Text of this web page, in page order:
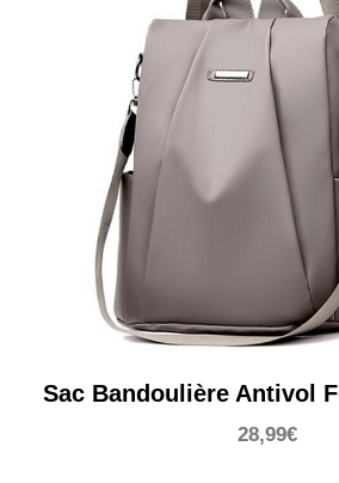
Sac Bandoulière Antivol
28,99€